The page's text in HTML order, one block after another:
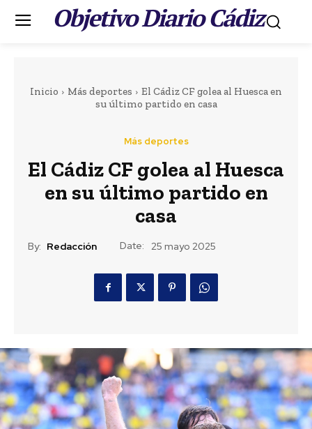
LEER MÁS
Portada
Denunciada una
discoteca de Rota por
doblar su aforo
bloqueadas dos
salidas de emergencia
3 horas ago
Diputación destaca la «relevancia» del Foro
Objetivo Diario Cádiz.
Inicio Más deportes
El Cádiz CF golea al Huesca en
su último partido en casa
Más deportes
El Cádiz CF golea al Huesca
en su último partido en
casa
By: Redacción Date: 25 mayo 2025